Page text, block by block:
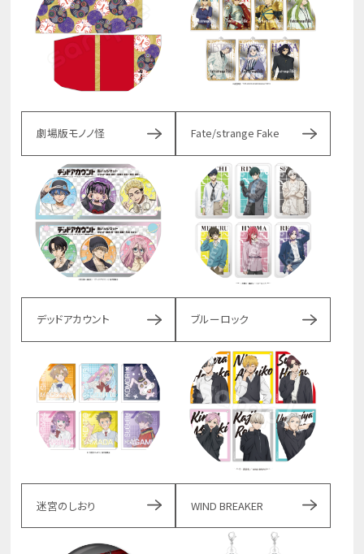
劇場版モノノ怪 Fate/strange Fake
デッドアカウント ブルーロック
迷宮のしおり WIND BREAKER